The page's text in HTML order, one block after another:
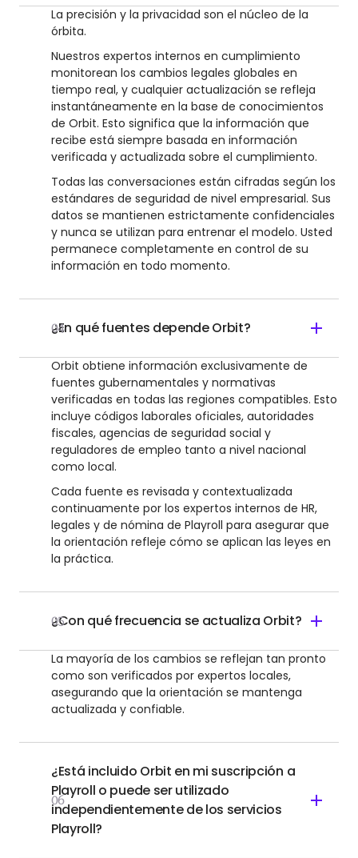
La precisión y la privacidad son el núcleo de la
órbita.
Nuestros expertos internos en cumplimiento
monitorean los cambios legales globales en
tiempo real, y cualquier actualización se refleja
instantáneamente en la base de conocimientos
de Orbit. Esto significa que la información que
recibe está siempre basada en información
verificada y actualizada sobre el cumplimiento.
Todas las conversaciones están cifradas según los
estándares de seguridad de nivel empresarial. Sus
datos se mantienen estrictamente confidenciales
y nunca se utilizan para entrenar el modelo. Usted
permanece completamente en control de su
información en todo momento.
04
¿En qué fuentes depende Orbit?
Orbit obtiene información exclusivamente de
fuentes gubernamentales y normativas
verificadas en todas las regiones compatibles. Esto
incluye códigos laborales oficiales, autoridades
fiscales, agencias de seguridad social y
reguladores de empleo tanto a nivel nacional
como local.
Cada fuente es revisada y contextualizada
continuamente por los expertos internos de HR,
legales y de nómina de Playroll para asegurar que
la orientación refleje cómo se aplican las leyes en
la práctica.
05
¿Con qué frecuencia se actualiza Orbit?
La mayoría de los cambios se reflejan tan pronto
como son verificados por expertos locales,
asegurando que la orientación se mantenga
actualizada y confiable.
06
¿Está incluido Orbit en mi suscripción a
Playroll o puede ser utilizado
independientemente de los servicios
Playroll?